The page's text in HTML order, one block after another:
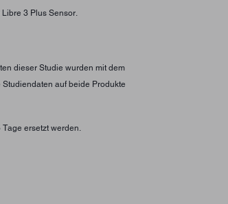
3 Plus Sensor.
dieser Studie wurden mit dem
auf beide Produkte
ersetzt werden.